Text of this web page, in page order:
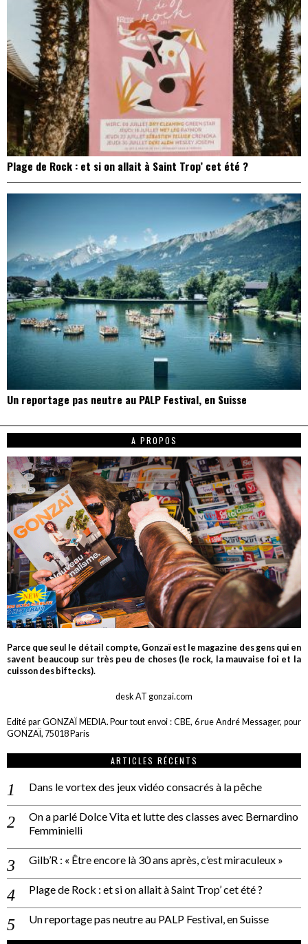
Plage de Rock : et si on allait à Saint Trop’ cet été ?
Un reportage pas neutre au PALP Festival, en Suisse
A PROPOS
Parce que seul le détail compte, Gonzaï est le magazine des gens qui en
savent beaucoup sur très peu de choses (le rock, la mauvaise foi et la
cuisson des biftecks).
desk AT gonzai.com
Edité par GONZAÏ MEDIA. Pour tout envoi : CBE, 6 rue André Messager, pour
GONZAÏ, 75018 Paris
ARTICLES RÉCENTS
Dans le vortex des jeux vidéo consacrés à la pêche
On a parlé Dolce Vita et lutte des classes avec Bernardino
Femminielli
Gilb’R : « Être encore là 30 ans après, c’est miraculeux »
Plage de Rock : et si on allait à Saint Trop’ cet été ?
Un reportage pas neutre au PALP Festival, en Suisse